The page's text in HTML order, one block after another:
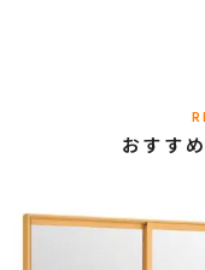
おすす